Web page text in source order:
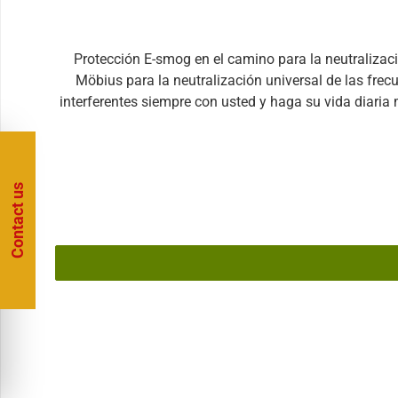
Protección E-smog en el camino para la neutralización de la frecuencia de
Möbius para la neutralización universal de las
interferentes siempre con usted y haga su vida
actualización de nuestro nuevo E-Blocker contra E-
Blocker, y nosotros lo actualizaremos con las
interferencia (cargas) almacenadas actualmente
Sin embargo, como constantemente se añaden
tratamiento de frecuencias (aplicación de frecuencias armónicas, biorresonancia) - La primera vez que
necesario, puede presentar síntomas que pueden
Contact us